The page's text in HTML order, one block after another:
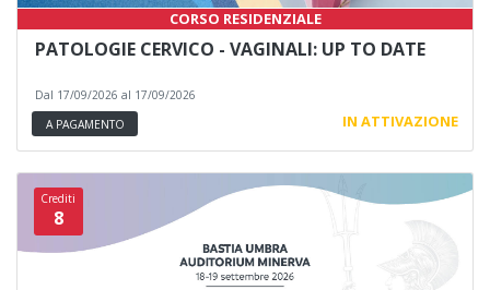
CORSO RESIDENZIALE
PATOLOGIE CERVICO - VAGINALI: UP TO DATE
Dal 17/09/2026 al 17/09/2026
A PAGAMENTO
IN ATTIVAZIONE
Crediti
8